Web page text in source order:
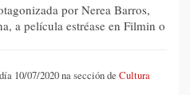
por Nerea Barros,
a película estréase en Filmin o
10/07/2020 na sección de Cultura